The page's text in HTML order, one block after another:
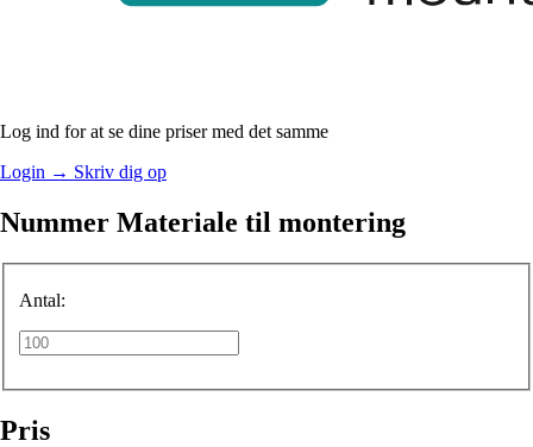
Log ind for at se dine priser med det samme
Login → Skriv dig op
Nummer Materiale til montering
Antal:
Pris